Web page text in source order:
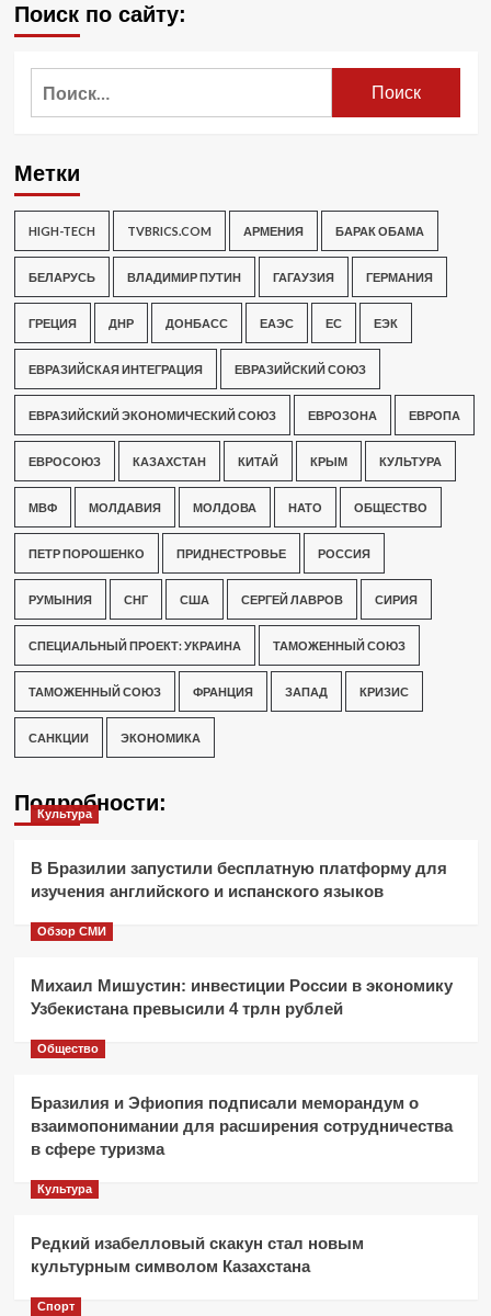
Поиск по сайту:
Метки
HIGH-TECH TVBRICS.COM АРМЕНИЯ БАРАК ОБАМА
БЕЛАРУСЬ ВЛАДИМИР ПУТИН ГАГАУЗИЯ ГЕРМАНИЯ
ГРЕЦИЯ ДНР ДОНБАСС ЕАЭС ЕС ЕЭК
ЕВРАЗИЙСКАЯ ИНТЕГРАЦИЯ ЕВРАЗИЙСКИЙ СОЮЗ
ЕВРАЗИЙСКИЙ ЭКОНОМИЧЕСКИЙ СОЮЗ ЕВРОЗОНА ЕВРОПА
ЕВРОСОЮЗ КАЗАХСТАН КИТАЙ КРЫМ КУЛЬТУРА
МВФ МОЛДАВИЯ МОЛДОВА НАТО ОБЩЕСТВО
ПЕТР ПОРОШЕНКО ПРИДНЕСТРОВЬЕ РОССИЯ
РУМЫНИЯ СНГ США СЕРГЕЙ ЛАВРОВ СИРИЯ
СПЕЦИАЛЬНЫЙ ПРОЕКТ: УКРАИНА ТАМОЖЕННЫЙ СОЮЗ
ТАМОЖЕННЫЙ СОЮЗ ФРАНЦИЯ ЗАПАД КРИЗИС
САНКЦИИ ЭКОНОМИКА
Подробности:
Культура
В Бразилии запустили бесплатную платформу для
изучения английского и испанского языков
Обзор СМИ
Михаил Мишустин: инвестиции России в экономику
Узбекистана превысили 4 трлн рублей
Общество
Бразилия и Эфиопия подписали меморандум о
взаимопонимании для расширения сотрудничества
в сфере туризма
Культура
Редкий изабелловый скакун стал новым
культурным символом Казахстана
Спорт